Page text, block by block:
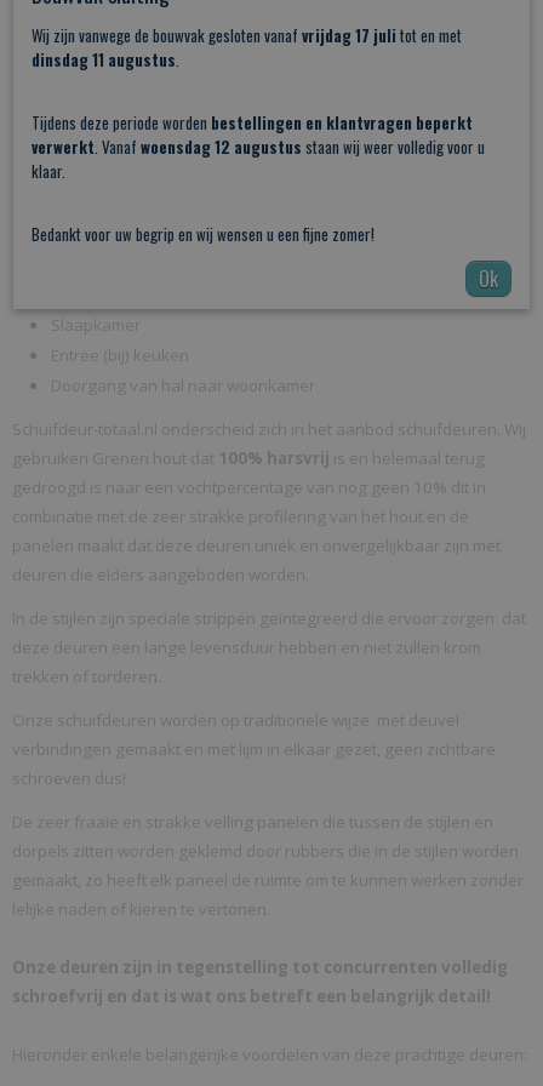
Slaapkamer
Entree (bij) keuken
Doorgang van hal naar woonkamer
Schuifdeur-totaal.nl onderscheid zich in het aanbod schuifdeuren. Wij
gebruiken Grenen hout dat 100% harsvrij is en helemaal terug
gedroogd is naar een vochtpercentage van nog geen 10% dit in
combinatie met de zeer strakke profilering van het hout en de
panelen maakt dat deze deuren uniek en onvergelijkbaar zijn met
deuren die elders aangeboden worden.
In de stijlen zijn speciale strippen geïntegreerd die ervoor zorgen dat
deze deuren een lange levensduur hebben en niet zullen krom
trekken of torderen.
Onze schuifdeuren worden op traditionele wijze met deuvel
verbindingen gemaakt en met lijm in elkaar gezet, geen zichtbare
schroeven dus!
De zeer fraaie en strakke velling panelen die tussen de stijlen en
dorpels zitten worden geklemd door rubbers die in de stijlen worden
gemaakt, zo heeft elk paneel de ruimte om te kunnen werken zonder
lelijke naden of kieren te vertonen.
Onze deuren zijn in tegenstelling tot concurrenten volledig
schroefvrij en dat is wat ons betreft een belangrijk detail!
Hieronder enkele belangerijke voordelen van deze prachtige deuren:
Wij zijn vanwege de bouwvak gesloten vanaf vrijdag 17 juli tot en met
dinsdag 11 augustus.
Tijdens deze periode worden bestellingen en klantvragen beperkt
verwerkt. Vanaf woensdag 12 augustus staan wij weer volledig voor u
klaar.
Bedankt voor uw begrip en wij wensen u een fijne zomer!
Ok